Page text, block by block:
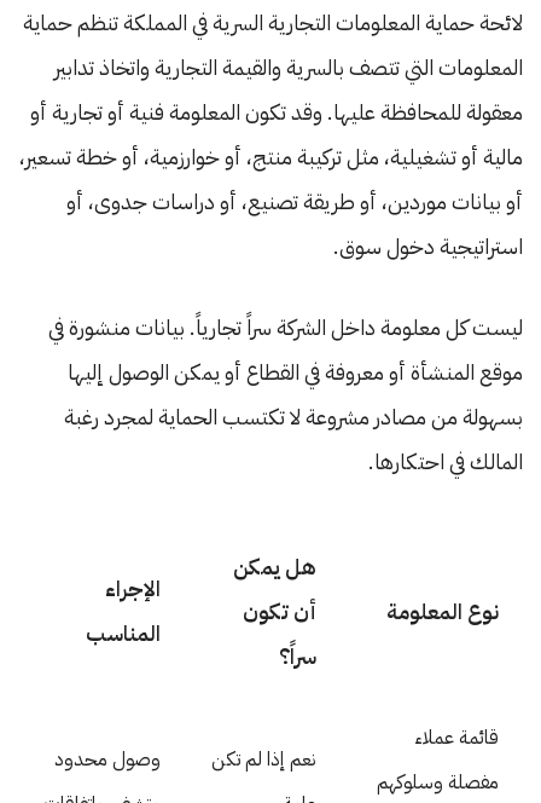
لائحة حماية المعلومات التجارية السرية في المملكة تنظم حماية
المعلومات التي تتصف بالسرية والقيمة التجارية واتخاذ تدابير
معقولة للمحافظة عليها. وقد تكون المعلومة فنية أو تجارية أو
مالية أو تشغيلية، مثل تركيبة منتج، أو خوارزمية، أو خطة تسعير،
أو بيانات موردين، أو طريقة تصنيع، أو دراسات جدوى، أو
استراتيجية دخول سوق.
ليست كل معلومة داخل الشركة سراً تجارياً. بيانات منشورة في
موقع المنشأة أو معروفة في القطاع أو يمكن الوصول إليها
بسهولة من مصادر مشروعة لا تكتسب الحماية لمجرد رغبة
المالك في احتكارها.
نوع المعلومة
هل يمكن
أن تكون
سراً؟
الإجراء
المناسب
قائمة عملاء
مفصلة وسلوكهم
نعم إذا لم تكن
وصول محدود